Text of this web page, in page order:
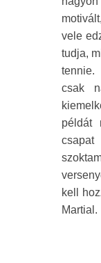
vele
tudja,
csak
példát
kell
Martial.